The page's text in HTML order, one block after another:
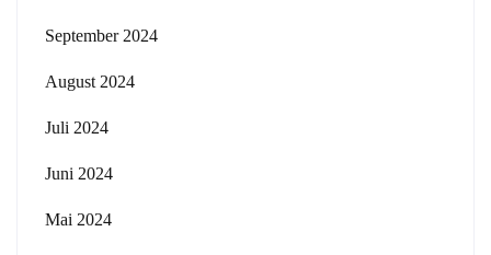
September 2024
August 2024
Juli 2024
Juni 2024
Mai 2024